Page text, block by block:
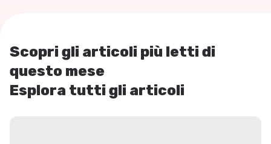
Scopri gli articoli più letti di
questo mese
Esplora tutti gli articoli